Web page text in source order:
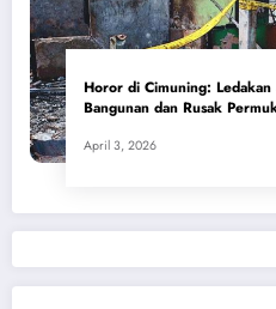
Horor di Cimuning: Ledakan
Bangunan dan Rusak
April 3, 2026